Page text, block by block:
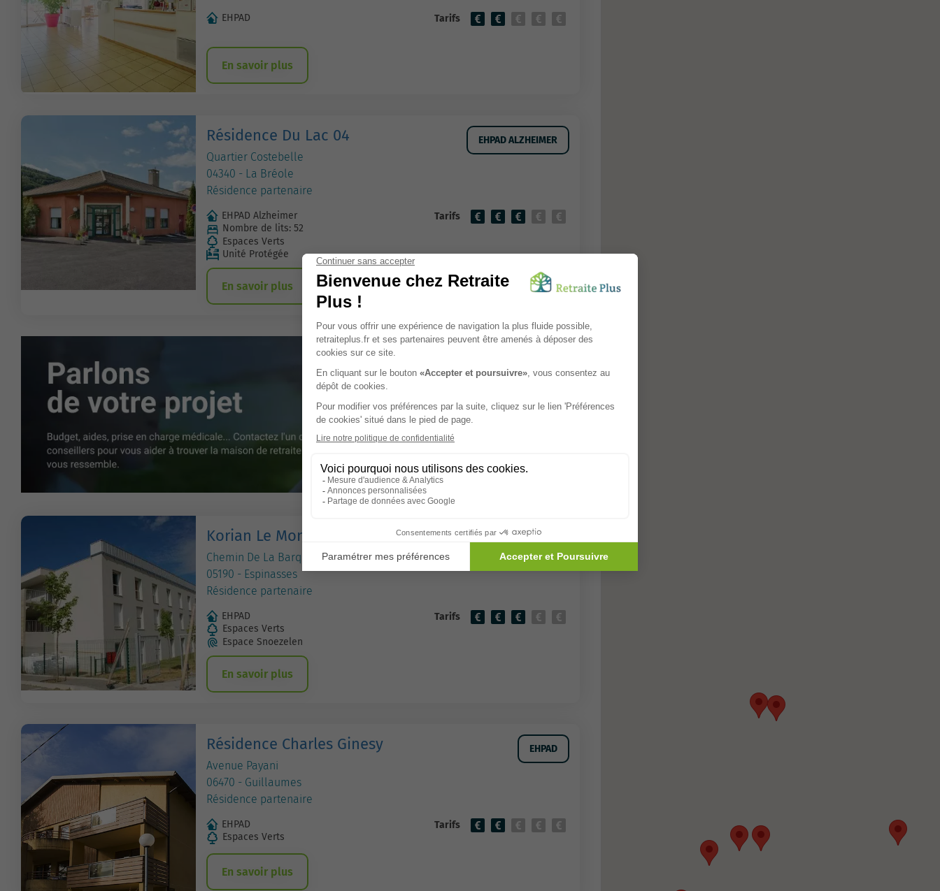
EHPAD Tarifs
En savoir plus
Résidence Du Lac 04
Quartier Costebelle
04340 - La Bréole
Résidence partenaire
EHPAD ALZHEIMER
EHPAD Alzheimer
Nombre de lits: 52
Espaces Verts
Unité Protégée
Tarifs
En savoir plus
Korian Le Mont Soleil
Chemin De La Barque
05190 - Espinasses
Résidence partenaire
EHPAD
EHPAD
Espaces Verts
Espace Snoezelen
Tarifs
En savoir plus
Résidence Charles Ginesy
Avenue Payani
06470 - Guillaumes
Résidence partenaire
EHPAD
EHPAD
Espaces Verts
Tarifs
En savoir plus